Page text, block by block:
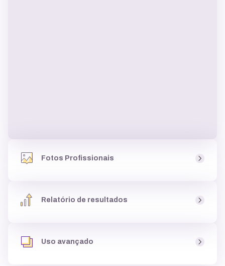
Fotos Profissionais
uma biblioteca de imagens, com milhares de
gratuitas
Relatório de resultados
páginas mais visitadas
entender se o site está
e ainda tem
Uso avançado